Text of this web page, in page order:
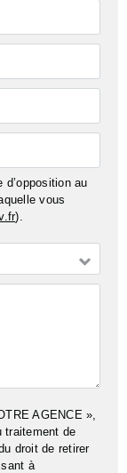
au
vous
).
AGENCE »,
traitement de
droit de retirer
à